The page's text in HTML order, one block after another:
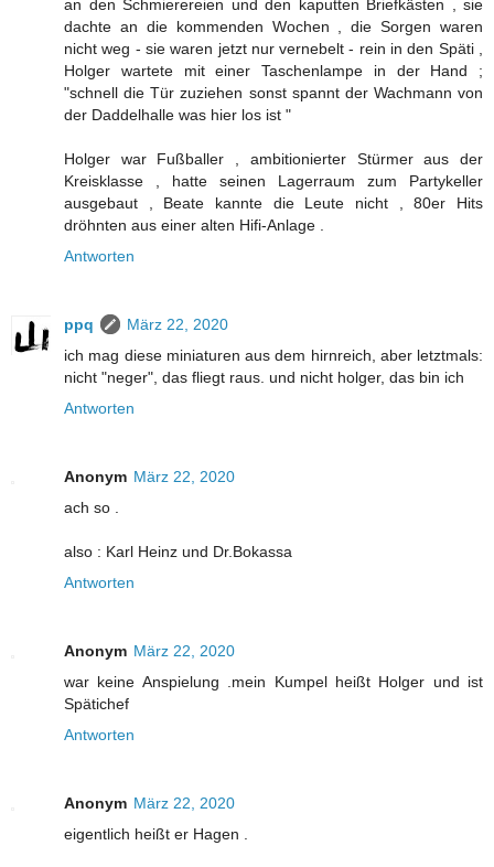
an den Schmierereien und den kaputten Briefkästen , sie
dachte an die kommenden Wochen , die Sorgen waren
nicht weg - sie waren jetzt nur vernebelt - rein in den Späti ,
Holger wartete mit einer Taschenlampe in der Hand ;
"schnell die Tür zuziehen sonst spannt der Wachmann von
der Daddelhalle was hier los ist "
Holger war Fußballer , ambitionierter Stürmer aus der
Kreisklasse , hatte seinen Lagerraum zum Partykeller
ausgebaut , Beate kannte die Leute nicht , 80er Hits
dröhnten aus einer alten Hifi-Anlage .
Antworten
ppq
März 22, 2020
ich mag diese miniaturen aus dem hirnreich, aber letztmals:
nicht "neger", das fliegt raus. und nicht holger, das bin ich
Antworten
Anonym März 22, 2020
ach so .
also : Karl Heinz und Dr.Bokassa
Antworten
Anonym März 22, 2020
war keine Anspielung .mein Kumpel heißt Holger und ist
Spätichef
Antworten
Anonym März 22, 2020
eigentlich heißt er Hagen .